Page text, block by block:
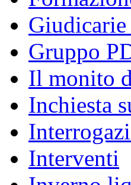
Giudicarie
Gruppo
Il monito
Inchiesta
Interventi